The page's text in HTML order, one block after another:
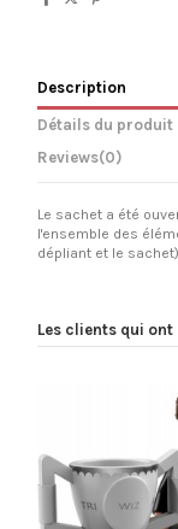
Description
Détails du produit
Reviews(0)
Le sachet a été
l'ensemble des
dépliant et le
Les clients qui